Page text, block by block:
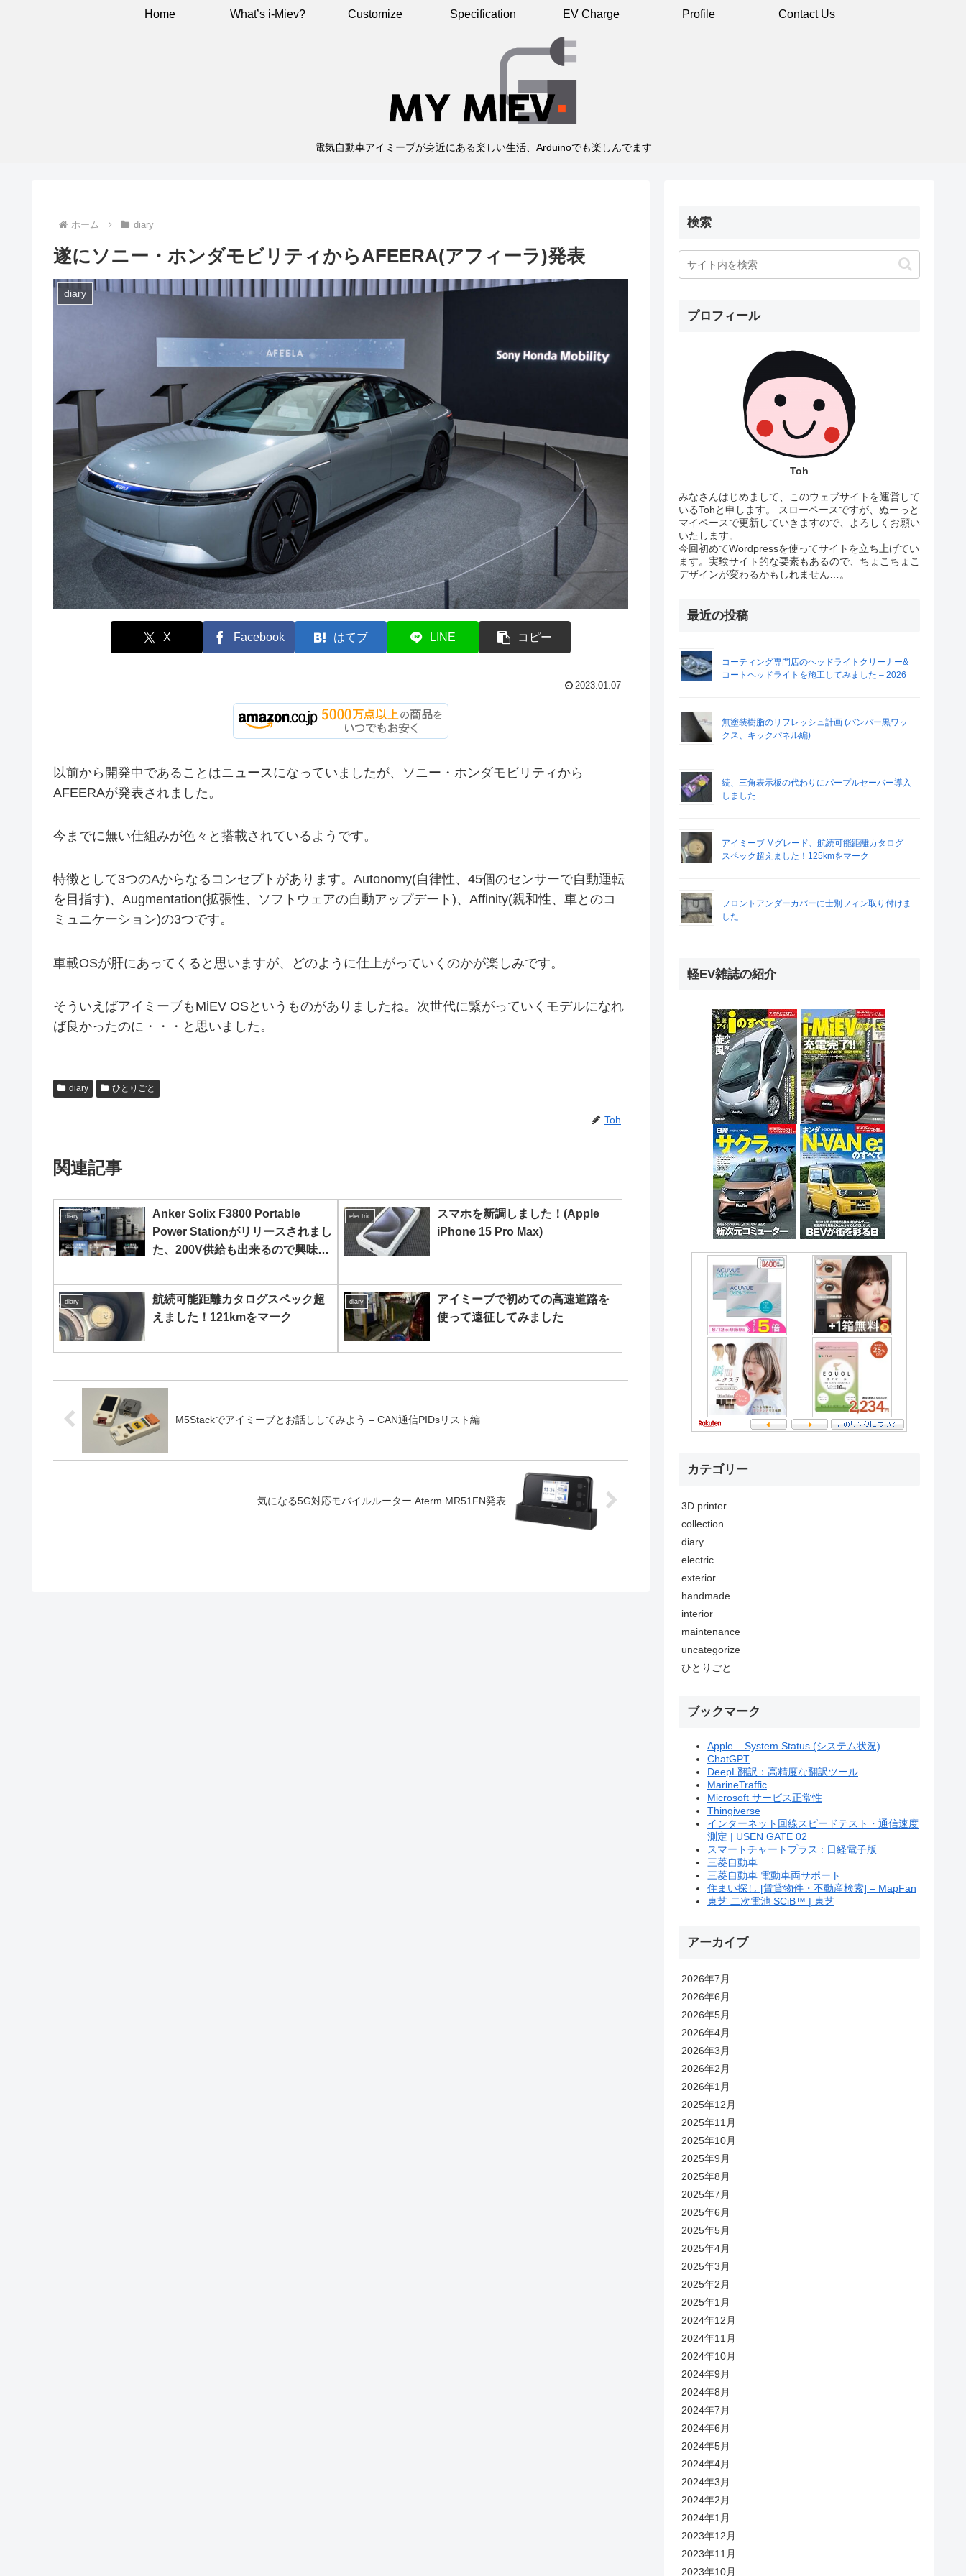
電気自動車アイミーブが身近にある楽しい生活、Arduinoでも楽しんでます
Home What’s i-Miev? Customize Specification EV Charge Profile Contact Us
ホーム diary
遂にソニー・ホンダモビリティからAFEERA(アフィーラ)発表
diary
X Facebook はてブ LINE コピー
2023.01.07
以前から開発中であることはニュースになっていましたが、ソニー・ホンダモビリティから
AFEERAが発表されました。
今までに無い仕組みが色々と搭載されているようです。
特徴として3つのAからなるコンセプトがあります。Autonomy(自律性、45個のセンサーで自動運転
を目指す)、Augmentation(拡張性、ソフトウェアの自動アップデート)、Affinity(親和性、車とのコ
ミュニケーション)の3つです。
車載OSが肝にあってくると思いますが、どのように仕上がっていくのかが楽しみです。
そういえばアイミーブもMiEV OSというものがありましたね。次世代に繋がっていくモデルになれ
ば良かったのに・・・と思いました。
diary ひとりごと
Toh
関連記事
diary
Anker Solix F3800 Portable
Power Stationがリリースされまし
た、200V供給も出来るので興味あ
electric
スマホを新調しました！(Apple
iPhone 15 Pro Max)
diary
航続可能距離カタログスペック超
えました！121kmをマーク
diary
アイミーブで初めての高速道路を
使って遠征してみました
M5Stackでアイミーブとお話ししてみよう – CAN通信PIDsリスト編
気になる5G対応モバイルルーター Aterm MR51FN発表
検索
プロフィール
Toh
みなさんはじめまして、このウェブサイトを運営して
いるTohと申します。 スローペースですが、ぬーっと
マイペースで更新していきますので、よろしくお願い
いたします。
今回初めてWordpressを使ってサイトを立ち上げてい
ます。実験サイト的な要素もあるので、ちょこちょこ
デザインが変わるかもしれません…。
最近の投稿
コーティング専門店のヘッドライトクリーナー&
コートヘッドライトを施工してみました – 2026
無塗装樹脂のリフレッシュ計画 (バンパー黒ワッ
クス、キックパネル編)
続、三角表示板の代わりにパープルセーバー導入
しました
アイミーブ Mグレード、航続可能距離カタログ
スペック超えました！125kmをマーク
フロントアンダーカバーに士別フィン取り付けま
した
軽EV雑誌の紹介
カテゴリー
3D printer
collection
diary
electric
exterior
handmade
interior
maintenance
uncategorize
ひとりごと
ブックマーク
Apple – System Status (システム状況)
ChatGPT
DeepL翻訳：高精度な翻訳ツール
MarineTraffic
Microsoft サービス正常性
Thingiverse
インターネット回線スピードテスト・通信速度
測定 | USEN GATE 02
スマートチャートプラス : 日経電子版
三菱自動車
三菱自動車 電動車両サポート
住まい探し [賃貸物件・不動産検索] – MapFan
東芝 二次電池 SCiB™ | 東芝
アーカイブ
2026年7月
2026年6月
2026年5月
2026年4月
2026年3月
2026年2月
2026年1月
2025年12月
2025年11月
2025年10月
2025年9月
2025年8月
2025年7月
2025年6月
2025年5月
2025年4月
2025年3月
2025年2月
2025年1月
2024年12月
2024年11月
2024年10月
2024年9月
2024年8月
2024年7月
2024年6月
2024年5月
2024年4月
2024年3月
2024年2月
2024年1月
2023年12月
2023年11月
2023年10月